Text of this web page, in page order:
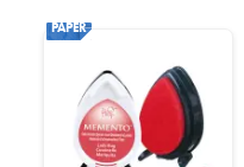
PAPER